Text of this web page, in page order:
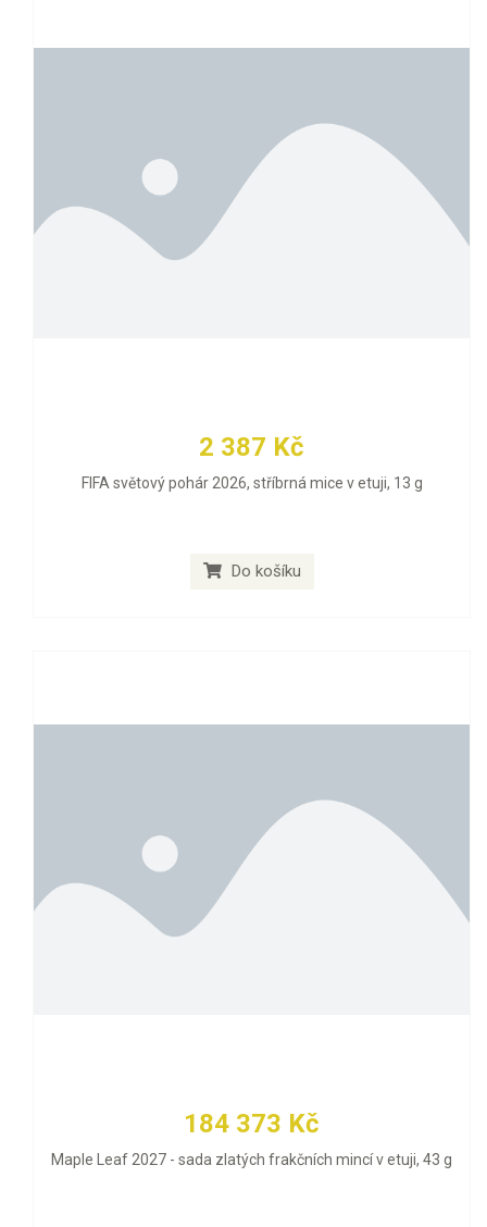
2 387 Kč
FIFA světový pohár 2026, stříbrná mice v etuji, 13 g
Do košíku
184 373 Kč
Maple Leaf 2027 - sada zlatých frakčních mincí v etuji, 43 g